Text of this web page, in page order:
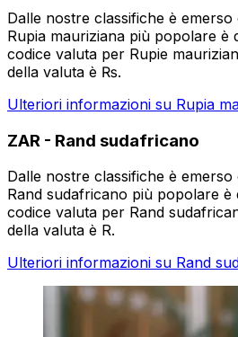
Dalle nostre classifiche è
Rupia mauriziana più popolare è
codice valuta per Rupie
della valuta è ₨.
Ulteriori informazioni su Rupia
ZAR - Rand sudafricano
Dalle nostre classifiche è
Rand sudafricano più popolare è
codice valuta per Rand
della valuta è R.
Ulteriori informazioni su Rand